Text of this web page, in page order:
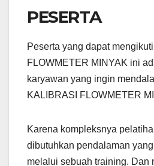
PESERTA
Peserta yang dapat
FLOWMETER MINYAK ini
karyawan yang ingin
KALIBRASI FLOWMETER
Karena kompleksnya
dibutuhkan pendalaman
melalui sebuah training. Dan